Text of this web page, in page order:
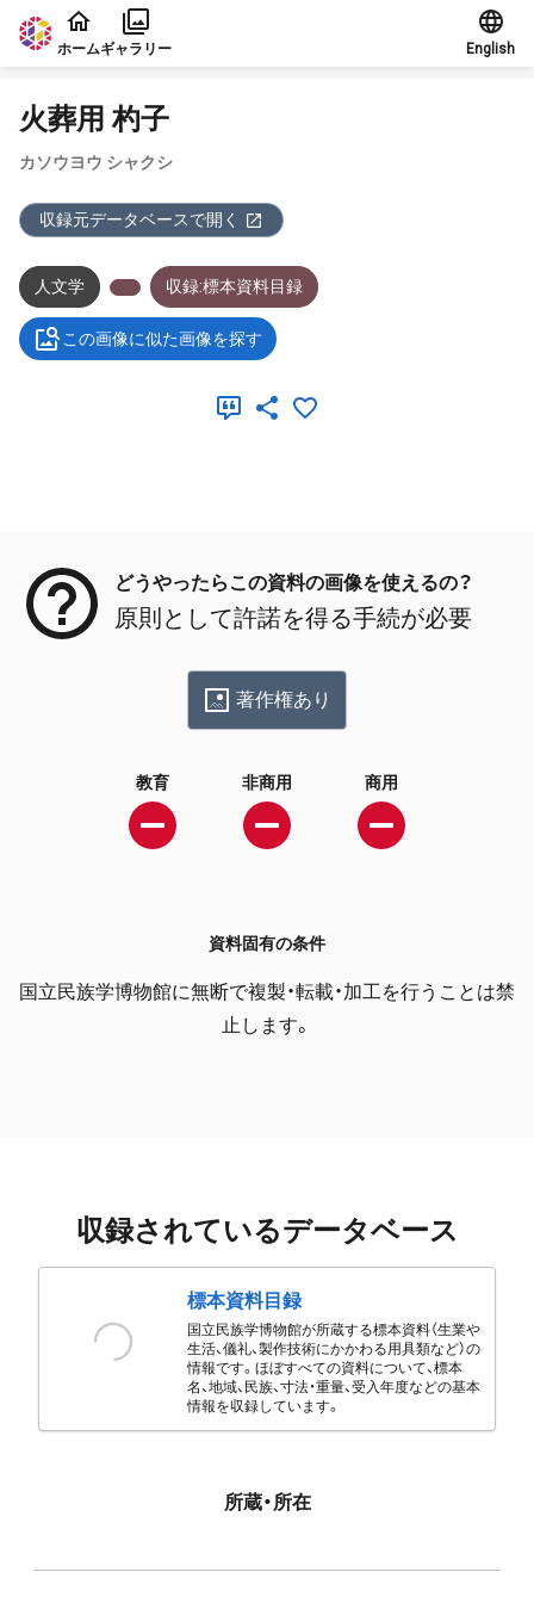
本文に飛ぶ
ホームギャラリー English
火葬用 杓子
カソウヨウ シャクシ
収録元データベースで開く
人文学 収録:標本資料目録
この画像に似た画像を探す
どうやったらこの資料の画像を使えるの？
原則として許諾を得る手続が必要
著作権あり
教育 非商用 商用
資料固有の条件
国立民族学博物館に無断で複製・転載・加工を行うことは禁
止します。
収録されているデータベース
標本資料目録
国立民族学博物館が所蔵する標本資料（生業や
生活、儀礼、製作技術にかかわる用具類など）の
情報です。ほぼすべての資料について、標本
名、地域、民族、寸法・重量、受入年度などの基本
情報を収録しています。
所蔵・所在